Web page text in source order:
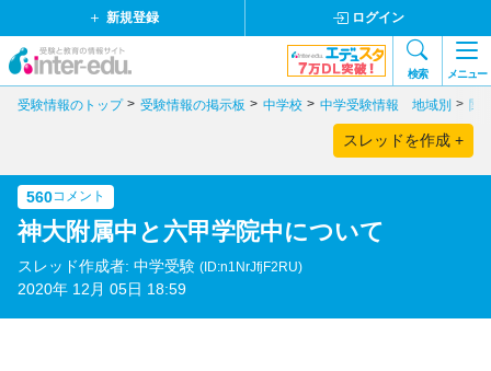
新規登録 ログイン
検索 メニュー
受験情報のトップ 受験情報の掲示板 中学校 中学受験情報 地域別 関
スレッドを作成 +
560コメント
神大附属中と六甲学院中について
スレッド作成者: 中学受験 (ID:n1NrJfjF2RU)
2020年 12月 05日 18:59